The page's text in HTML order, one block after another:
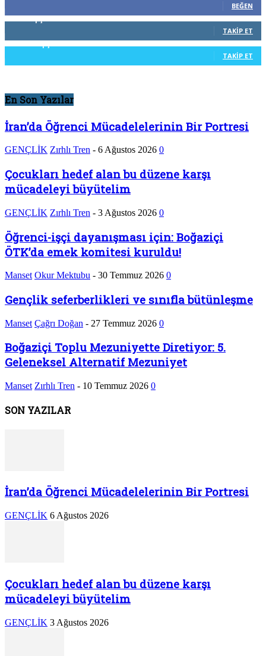
BEĞEN
TAKIP ET
TAKIP ET
En Son Yazılar
İran’da Öğrenci Mücadelelerinin Bir Portresi
GENÇLİK Zırhlı Tren - 6 Ağustos 2026 0
Çocukları hedef alan bu düzene karşı
mücadeleyi büyütelim
GENÇLİK Zırhlı Tren - 3 Ağustos 2026 0
Öğrenci-işçi dayanışması için: Boğaziçi
ÖTK’da emek komitesi kuruldu!
Manset Okur Mektubu - 30 Temmuz 2026 0
Gençlik seferberlikleri ve sınıfla bütünleşme
Manset Çağrı Doğan - 27 Temmuz 2026 0
Boğaziçi Toplu Mezuniyette Diretiyor: 5.
Geleneksel Alternatif Mezuniyet
Manset Zırhlı Tren - 10 Temmuz 2026 0
SON YAZILAR
İran’da Öğrenci Mücadelelerinin Bir Portresi
GENÇLİK 6 Ağustos 2026
Çocukları hedef alan bu düzene karşı
mücadeleyi büyütelim
GENÇLİK 3 Ağustos 2026